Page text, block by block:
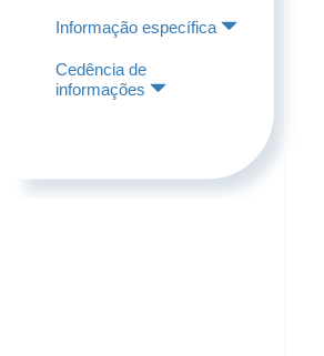
Informação específica
Cedência de
informações